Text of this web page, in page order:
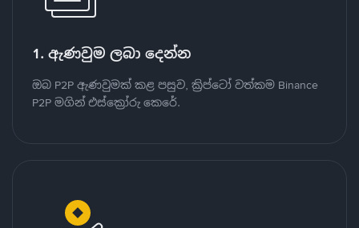
1. ඇණවුම ලබා දෙන්න
ඔබ P2P ඇණවුමක් කළ පසුව, ක්‍රිප්ටෝ වත්කම Binance
P2P මගින් එස්ක්‍රෝරු කෙරේ.